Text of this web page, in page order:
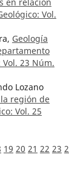
Vol.
Geología
23 Núm.
Lozano
región de
Vol. 25
19 20 21 22 23